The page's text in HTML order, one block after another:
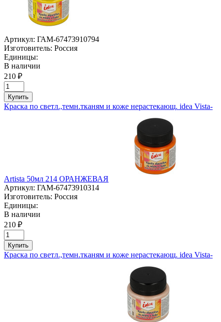
Артикул: ГАМ-67473910794
Изготовитель: Россия
Единицы:
В наличии
210 ₽
Купить
Краска по светл.,темн.тканям и коже нерастекающ. idea Vista-
Artista 50мл 214 ОРАНЖЕВАЯ
Артикул: ГАМ-67473910314
Изготовитель: Россия
Единицы:
В наличии
210 ₽
Купить
Краска по светл.,темн.тканям и коже нерастекающ. idea Vista-